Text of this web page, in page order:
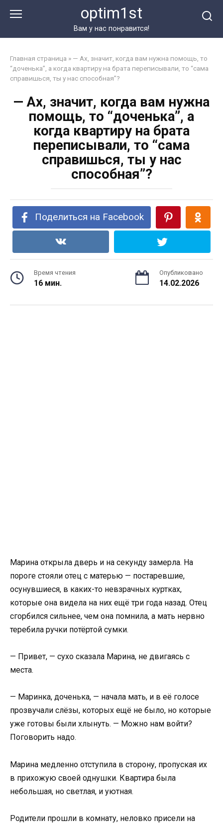
optim1st
Вам у нас понравится!
Главная страница » — Ах, значит, когда вам нужна помощь, то
“доченька”, а когда квартиру на брата переписывали, то “сама
справишься, ты у нас способная”?
— Ах, значит, когда вам нужна
помощь, то “доченька”, а
когда квартиру на брата
переписывали, то “сама
справишься, ты у нас
способная”?
Поделиться на Facebook
Время чтения
16 мин.
Опубликовано
14.02.2026
Марина открыла дверь и на секунду замерла. На
пороге стояли отец с матерью — постаревшие,
осунувшиеся, в каких-то невзрачных куртках,
которые она видела на них ещё три года назад. Отец
сгорбился сильнее, чем она помнила, а мать нервно
теребила ручки потёртой сумки.
— Привет, — сухо сказала Марина, не двигаясь с
места.
— Маринка, доченька, — начала мать, и в её голосе
прозвучали слёзы, которых ещё не было, но которые
уже готовы были хлынуть. — Можно нам войти?
Поговорить надо.
Марина медленно отступила в сторону, пропуская их
в прихожую своей однушки. Квартира была
небольшая, но светлая, и уютная.
Родители прошли в комнату, неловко присели на